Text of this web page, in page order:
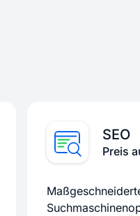
SEO
Preis